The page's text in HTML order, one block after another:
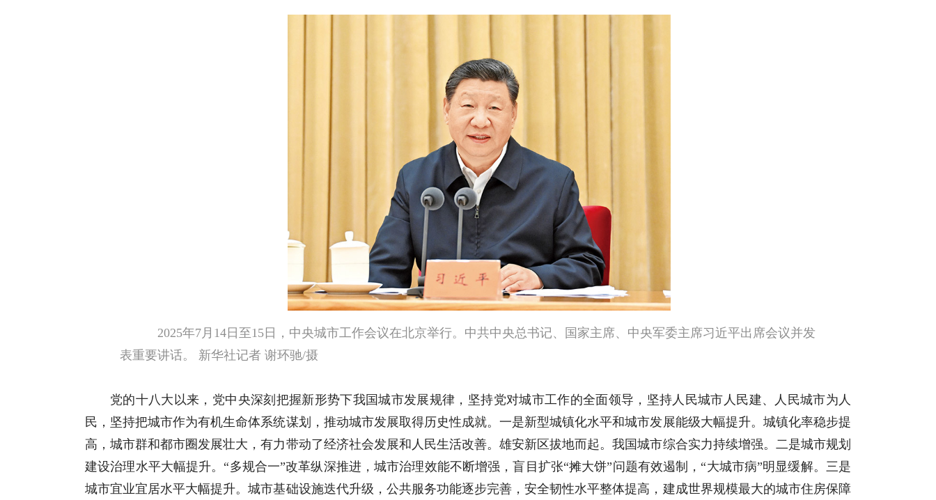
2025年7月14日至15日，中央城市工作会议在北京举行。中共中央总书记、国家主席、中央军委主席习近平出席会议并发
表重要讲话。 新华社记者 谢环驰/摄
党的十八大以来，党中央深刻把握新形势下我国城市发展规律，坚持党对城市工作的全面领导，坚持人民城市人民建、人民城市为人
民，坚持把城市作为有机生命体系统谋划，推动城市发展取得历史性成就。一是新型城镇化水平和城市发展能级大幅提升。城镇化率稳步提
高，城市群和都市圈发展壮大，有力带动了经济社会发展和人民生活改善。雄安新区拔地而起。我国城市综合实力持续增强。二是城市规划
建设治理水平大幅提升。“多规合一”改革纵深推进，城市治理效能不断增强，盲目扩张“摊大饼”问题有效遏制，“大城市病”明显缓解。三是
城市宜业宜居水平大幅提升。城市基础设施迭代升级，公共服务功能逐步完善，安全韧性水平整体提高，建成世界规模最大的城市住房保障